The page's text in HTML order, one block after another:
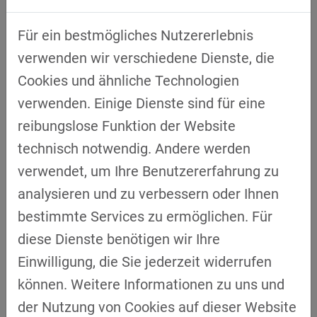
Vertreter aus Stadtverwaltung, Wissenschaft
und Wirtschaft zusammen. Unter der
Moderation von
Uwe Pfeil , Leiter Cluster
TechBase Regensburg GmbH, diskutierten
Prof. Dr. Georg Stephan Barfuß
(Stadt
Regensburg),
Prof. Dr. Stephan Bierling
(Universität Regensburg),
Prof. Dr. Maria
Leitner(Universität Regensburg), Prof. Dr.
Christoph Skornia
(OTH Regensburg) und
Bernd Hagmanns
von der KRONES AG über
strategische Herausforderungen und
mögliche Handlungsoptionen. Die Diskussion
verdeutlichte, dass digitale Souveränität eine
Für ein bestmögliches Nutzererlebnis
verwenden wir verschiedene Dienste, die
Cookies und ähnliche Technologien
verwenden. Einige Dienste sind für eine
reibungslose Funktion der Website
technisch notwendig. Andere werden
verwendet, um Ihre Benutzererfahrung zu
analysieren und zu verbessern oder Ihnen
bestimmte Services zu ermöglichen. Für
diese Dienste benötigen wir Ihre
Einwilligung, die Sie jederzeit widerrufen
können. Weitere Informationen zu uns und
der Nutzung von Cookies auf dieser Website